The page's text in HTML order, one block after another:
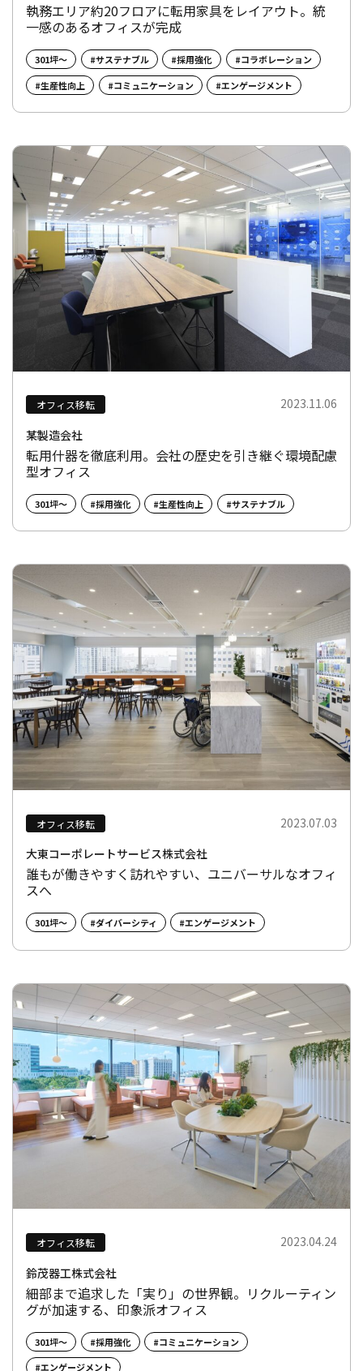
執務エリア約20フロアに転用家具をレイアウト。統
一感のあるオフィスが完成
301坪～ #サステナブル #採用強化
#コラボレーション
#生産性向上
#コミュニケーション #エンゲージメント
オフィス移転
2023.11.06
某製造会社
転用什器を徹底利用。会社の歴史を引き継ぐ環境配慮
型オフィス
301坪～ #採用強化 #生産性向上 #サステナブル
オフィス移転
2023.07.03
大東コーポレートサービス株式会社
誰もが働きやすく訪れやすい、ユニバーサルなオフィ
スへ
301坪～ #ダイバーシティ #エンゲージメント
オフィス移転
2023.04.24
鈴茂器工株式会社
細部まで追求した「実り」の世界観。リクルーティン
グが加速する、印象派オフィス
301坪～ #採用強化
#コミュニケーション
#エンゲージメント